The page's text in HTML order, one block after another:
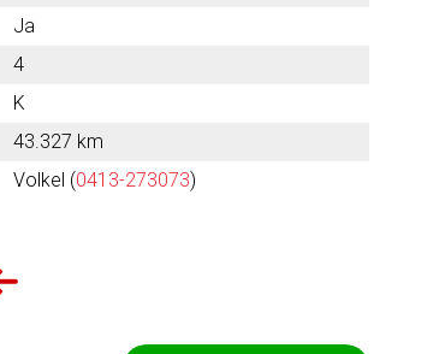
Ja
4
K
43.327 km
Volkel (0413-273073)